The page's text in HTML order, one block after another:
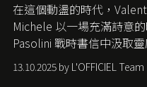
在這個動盪的時代，
Michele 以一場充滿詩意
Pasolini 戰時書信中汲取
中找尋希望的微光。
13.10.2025 by L'OFFICIEL Team